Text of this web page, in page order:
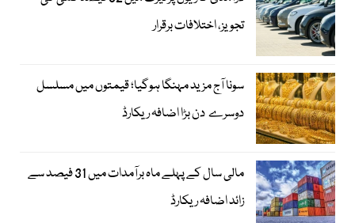
تجویز، اختلافات برقرار
سونا آج مزید مہنگا ہوگیا؛ قیمتوں میں مسلسل
دوسرے دن بڑا اضافہ ریکارڈ
مالی سال کے پہلے ماہ برآمدات میں 31 فیصد سے
زائد اضافہ ریکارڈ